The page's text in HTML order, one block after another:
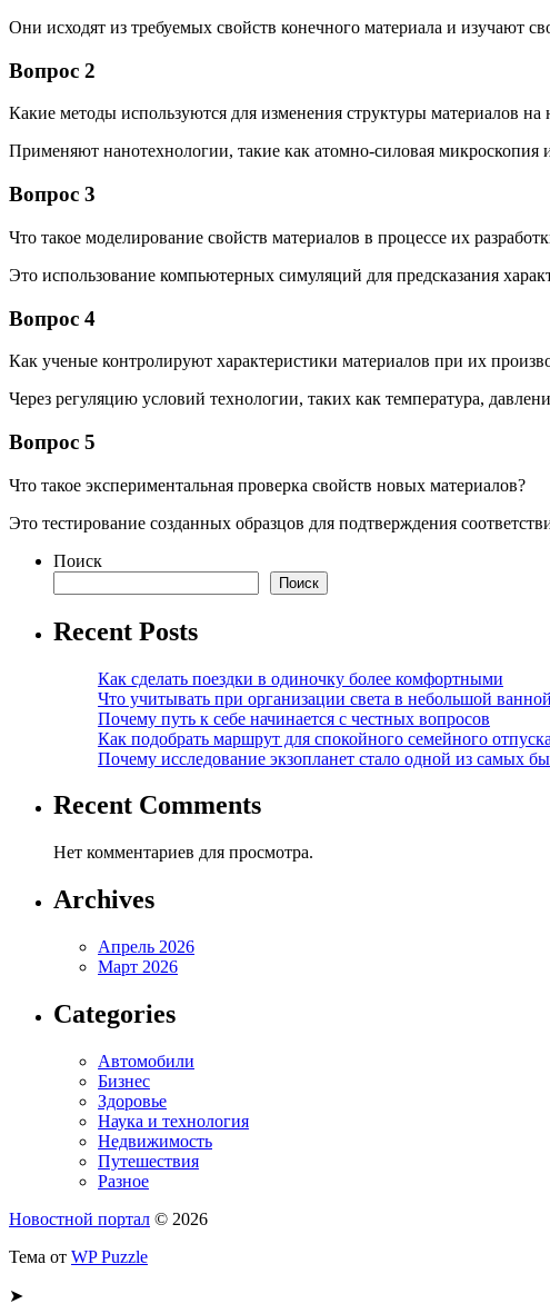
Они исходят из требуемых свойств конечного материала и изучают
Вопрос 2
Какие методы используются для изменения структуры материалов на
Применяют нанотехнологии, такие как атомно-силовая микроскопия
Вопрос 3
Что такое моделирование свойств материалов в процессе их
Это использование компьютерных симуляций для предсказания
Вопрос 4
Как ученые контролируют характеристики материалов при их
Через регуляцию условий технологии, таких как температура,
Вопрос 5
Что такое экспериментальная проверка свойств новых материалов?
Это тестирование созданных образцов для подтверждения
Поиск
Поиск
Recent Posts
Как сделать поездки в одиночку более комфортными
Что учитывать при организации света в небольшой ванной
Почему путь к себе начинается с честных вопросов
Как подобрать маршрут для спокойного семейного отпуска
Почему исследование экзопланет стало одной из самых
Recent Comments
Нет комментариев для просмотра.
Archives
Апрель 2026
Март 2026
Categories
Автомобили
Бизнес
Здоровье
Наука и технология
Недвижимость
Путешествия
Разное
Новостной портал © 2026
Тема от WP Puzzle
➤